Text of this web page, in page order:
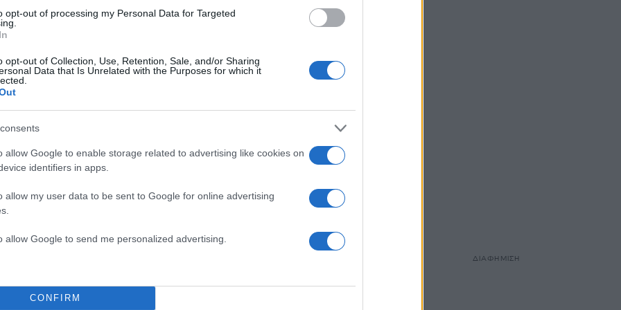
opt-out of processing my Personal Data for Targeted
opt-out of Collection, Use, Retention, Sale, and/or Sharing
Data that Is Unrelated with the Purposes for which it
allow Google to enable storage related to advertising like cookies on
identifiers in apps.
allow my user data to be sent to Google for online advertising
allow Google to send me personalized advertising.
CONFIRM
καινοτομίας και της έρευνας στις επιχειρήσεις. «Είναι μία
ότι η κυβέρνηση επιδιώκει να ενθαρρύνει ένα νέο
υιοθετώντας νέες ιδέες και λύσεις γι’ αυτό τον
ο υπουργός.
των επενδύσεων με βελτίωση του
περιβάλλοντος:«Εκπονούνται πλέον τα Τοπικά και
Σχέδια. Ολοκληρώνεται το Εθνικό Κτηματολόγιο.
η απονομή της δικαιοσύνης, με αλλεπάλληλες
και με την αξιοποίηση νέων ψηφιακών
σημείωσε ο υπουργός. Όπως τόνισε ο κ. Χατζηδάκης, η
στην κορυφή της ΕΕ ως προς την αύξηση των
η διαφορά σε σχέση με τον ευρωπαϊκό μέσο όρο
εξαγωγών. «Θα χρησιμοποιήσουμε στοχευμένα
εργαλεία για εξαγωγικές επιχειρήσεις, όπως π.χ. το
ΔΙΑΦΗΜΙΣΗ